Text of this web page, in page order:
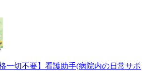
一切不要】看護助手(病院内の日常サポ